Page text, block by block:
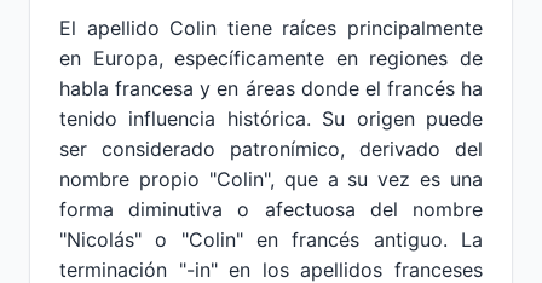
El apellido Colin tiene raíces principalmente
en Europa, específicamente en regiones de
habla francesa y en áreas donde el francés ha
tenido influencia histórica. Su origen puede
ser considerado patronímico, derivado del
nombre propio "Colin", que a su vez es una
forma diminutiva o afectuosa del nombre
"Nicolás" o "Colin" en francés antiguo. La
terminación "-in" en los apellidos franceses